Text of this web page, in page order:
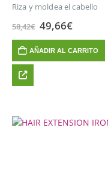
Riza y moldea el cabello
58,42€ El
precio
original
era:
58,42€.
49,66€El
actual
es:
49,66€.
AÑADIR AL CARRITO